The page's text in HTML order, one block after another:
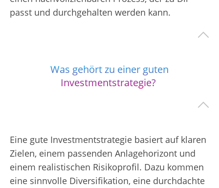
passt und durchgehalten werden kann.
Was gehört zu einer guten
Investmentstrategie?
Eine gute Investmentstrategie basiert auf klaren
Zielen, einem passenden Anlagehorizont und
einem realistischen Risikoprofil. Dazu kommen
eine sinnvolle Diversifikation, eine durchdachte